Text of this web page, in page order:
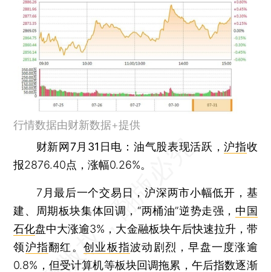
行情数据由财新数据+提供
财新网7月31日电 ：油气股表现活跃，沪指收
报2876.40点，涨幅0.26%。
7月最后一个交易日，沪深两市小幅低开，基
建、周期板块集体回调，“两桶油”逆势走强， 中国
石化盘中大涨逾3%，大金融板块午后快速拉升，带
领沪指翻红。 创业板指波动剧烈，早盘一度涨逾
0.8%，但受计算机等板块回调拖累，午后指数逐渐